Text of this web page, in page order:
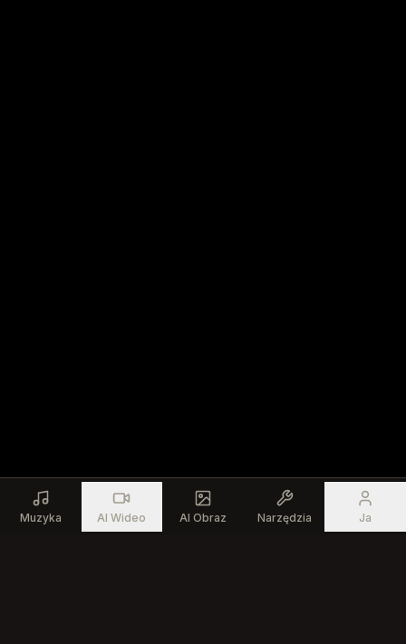
Muzyka AI Wideo AI Obraz Narzędzia Ja